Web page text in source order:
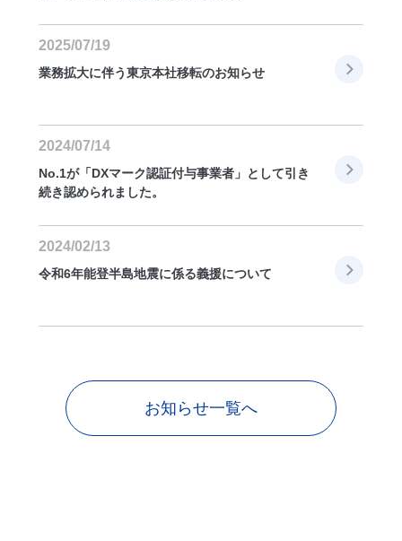
2025/07/19
業務拡大に伴う東京本社移転のお知らせ
2024/07/14
No.1が「DXマーク認証付与事業者」として引き
続き認められました。
2024/02/13
令和6年能登半島地震に係る義援について
お知らせ一覧へ